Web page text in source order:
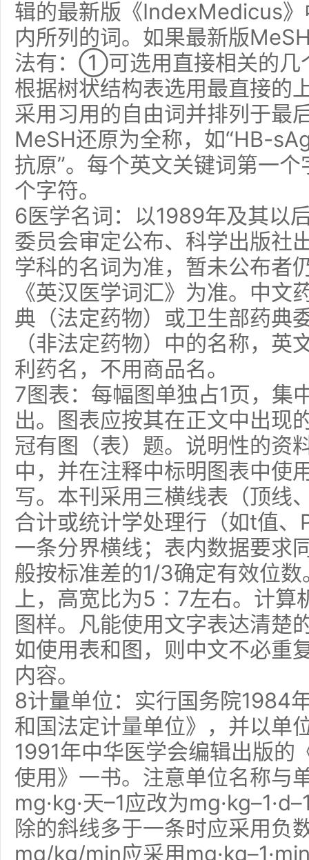
辑的最新版《IndexMedicus
内所列的词。如果最新版
法有：①可选用直接相关的
根据树状结构表选用最直接
采用习用的自由词并排列于最
MeSH还原为全称，如“HB-
抗原”。每个英文关键词第一
个字符。
6医学名词：以1989年及其以
委员会审定公布、科学出版社
学科的名词为准，暂未公布者
《英汉医学词汇》为准。中
典（法定药物）或卫生部药典
（非法定药物）中的名称，
利药名，不用商品名。
7图表：每幅图单独占1页，集
出。图表应按其在正文中出现
冠有图（表）题。说明性的资
中，并在注释中标明图表中使
写。本刊采用三横线表（顶线
合计或统计学处理行（如t值
一条分界横线；表内数据要求
般按标准差的1/3确定有效位
上，高宽比为5︰7左右。计
图样。凡能使用文字表达清楚
如使用表和图，则中文不必重
内容。
8计量单位：实行国务院1984
和国法定计量单位》，并以单
1991年中华医学会编辑出版的
使用》一书。注意单位名称与
mg·kg·天–1应改为
除的斜线多于一条时应采用负
mg/kg/min应采用